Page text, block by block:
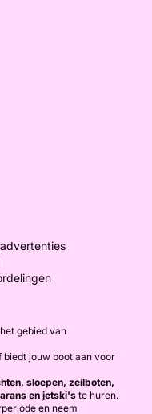
gebied van
biedt jouw boot aan voor
sloepen, zeilboten,
en jetski's te huren.
en neem